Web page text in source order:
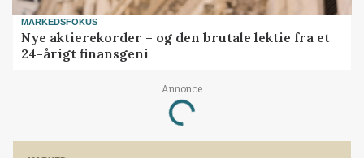
MARKEDSFOKUS
Nye aktierekorder – og den brutale lektie fra et
24-årigt finansgeni
Annonce
Loading...